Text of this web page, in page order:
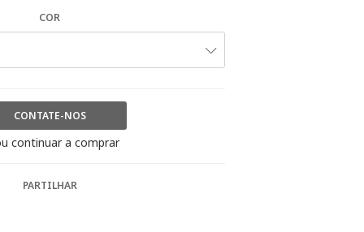
COR
CONTATE-NOS
continuar a comprar
PARTILHAR